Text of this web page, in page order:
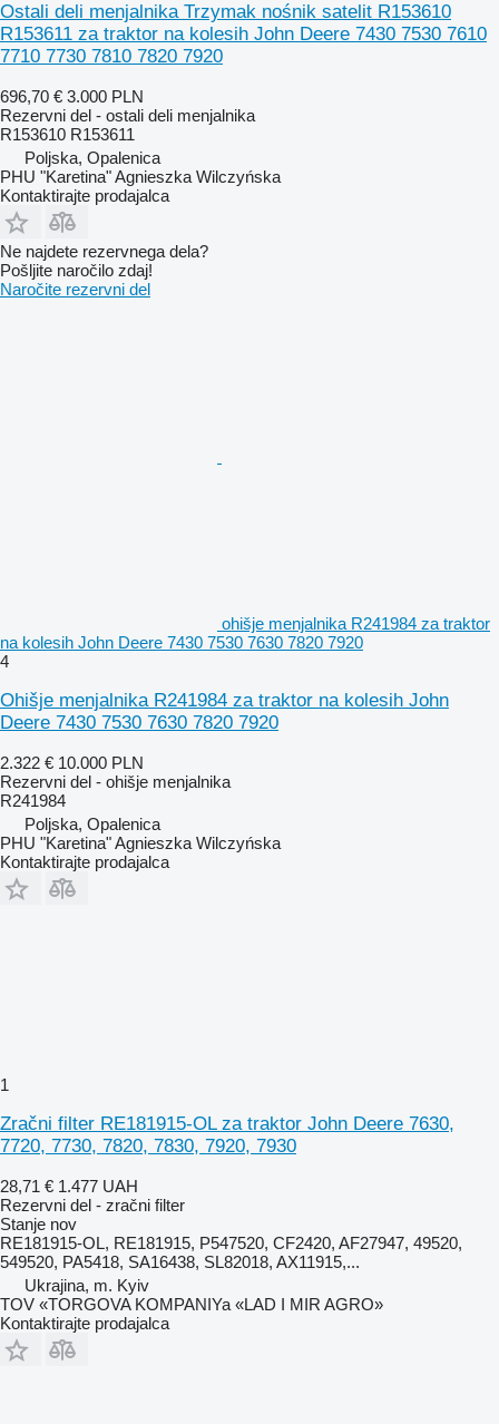
Ostali deli menjalnika Trzymak nośnik satelit R153610
R153611 za traktor na kolesih John Deere 7430 7530 7610
7710 7730 7810 7820 7920
696,70 € 3.000 PLN
Rezervni del - ostali deli menjalnika
R153610 R153611
Poljska, Opalenica
PHU "Karetina" Agnieszka Wilczyńska
Kontaktirajte prodajalca
Ne najdete rezervnega dela?
Pošljite naročilo zdaj!
Naročite rezervni del
ohišje menjalnika R241984 za traktor
na kolesih John Deere 7430 7530 7630 7820 7920
4
Ohišje menjalnika R241984 za traktor na kolesih John
Deere 7430 7530 7630 7820 7920
2.322 € 10.000 PLN
Rezervni del - ohišje menjalnika
R241984
Poljska, Opalenica
PHU "Karetina" Agnieszka Wilczyńska
Kontaktirajte prodajalca
1
Zračni filter RE181915-OL za traktor John Deere 7630,
7720, 7730, 7820, 7830, 7920, 7930
28,71 € 1.477 UAH
Rezervni del - zračni filter
Stanje nov
RE181915-OL, RE181915, P547520, CF2420, AF27947, 49520,
549520, PA5418, SA16438, SL82018, AX11915,...
Ukrajina, m. Kyiv
TOV «TORGOVA KOMPANIYa «LAD I MIR AGRO»
Kontaktirajte prodajalca